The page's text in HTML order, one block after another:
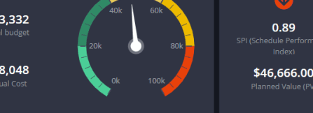
mando e informes
web